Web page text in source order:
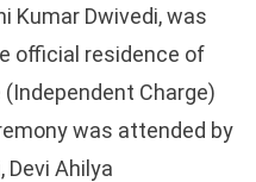
Kumar Dwivedi, was
official residence of
Charge)
was attended by
Devi Ahilya